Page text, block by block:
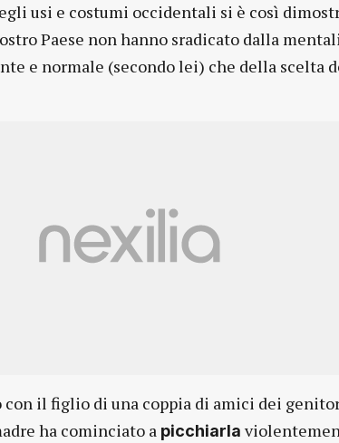
usi e costumi occidentali si è così
Paese non hanno sradicato dalla
e normale (secondo lei) che della scelta
con il figlio di una coppia di amici dei
ha cominciato a picchiarla